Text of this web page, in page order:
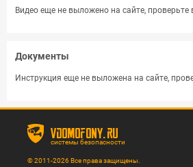
Видео еще не выложено на сайте, проверьте
Документы
Инструкция еще не выложена на сайте,
vdomofony.ru
системы безопасности
© 2011-2026 Все права защищены.